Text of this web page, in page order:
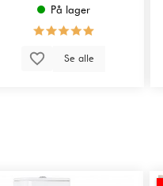
På lager
Se alle